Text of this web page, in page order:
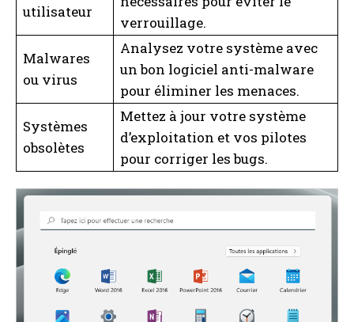
utilisateur
verrouillage.
Malwares
ou virus
Analysez votre système avec
un bon logiciel anti-malware
pour éliminer les menaces.
Systèmes
obsolètes
Mettez à jour votre système
d’exploitation et vos pilotes
pour corriger les bugs.